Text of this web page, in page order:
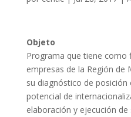
Objeto
Programa que tiene como
empresas de la Región de
su diagnóstico de
potencial de
elaboración y ejecución